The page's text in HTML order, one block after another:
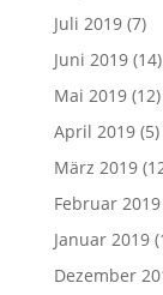
Juli 2019(7)
Juni 2019(14)
Mai 2019(12)
April 2019(5)
März 2019
Februar 2019
Januar 2019
Dezember